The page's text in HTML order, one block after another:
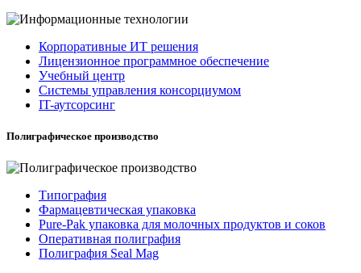
Корпоративные ИТ решения
Лицензионное программное обеспечение
Учебный центр
Системы управления консорциумом
IT-аутсорсинг
Полиграфическое производство
Типография
Фармацевтическая упаковка
Pure-Pak упаковка для молочных продуктов и соков
Оперативная полиграфия
Полиграфия Seal Mag